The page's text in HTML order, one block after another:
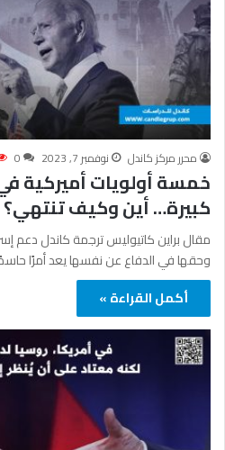
محرر مركز كاندل نوفمبر 7, 2023 0
خمسة أولويات أميركية
كبيرة… أين وكيف تنتهي؟
مقال براين كاتيوليس ترجمة كاندل دعم
وحقها في الدفاع عن نفسها يعد أمرًا
أكمل القراءة »